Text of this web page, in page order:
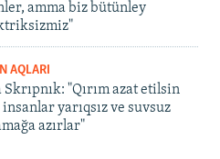
amma biz bütünley
AQLARI
Skrıpnık: "Qırım azat etilsin
insanlar yarıqsız ve suvsuz
azırlar"